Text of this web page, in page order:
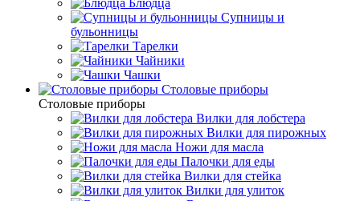
Супницы и
бульонницы
Тарелки
Чайники
Чашки
Cтоловые приборы
Cтоловые приборы
Вилки для лобстера
Вилки для пирожных
Ножи для масла
Палочки для еды
Вилки для стейка
Вилки для улиток